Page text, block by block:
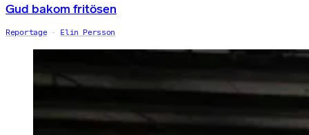
Gud bakom fritösen
Reportage Elin Persson